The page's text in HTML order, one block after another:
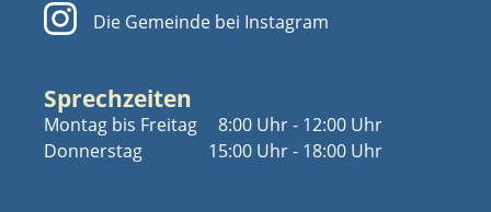
Die Gemeinde bei Instagram
Sprechzeiten
Montag bis Freitag
Donnerstag
8:00 Uhr - 12:00 Uhr
15:00 Uhr - 18:00 Uhr